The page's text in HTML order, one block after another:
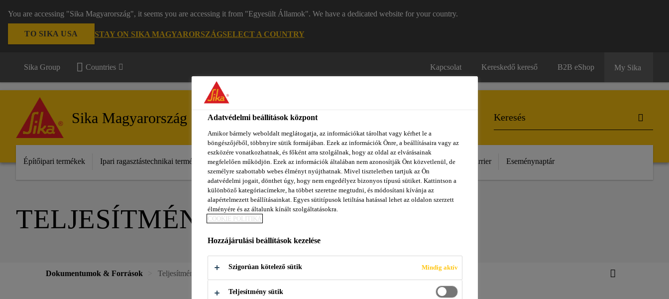
You are accessing "Sika Magyarország", it seems you are accessing it from "Egyesült Államok". We have a dedicated website for your country.
TO SIKA USA STAY ON SIKA MAGYARORSZÁGSELECT A COUNTRY
Sika Group Countries Kapcsolat Kereskedő kereső B2B eShop My Sika
Sika Magyarország
Építőipari termékek Ipari ragasztástechnikai termékek Színpont Homlokzattervező Dokumentumok REACH Rólunk Karrier Eseménynaptár
TELJESÍTMÉNY NYILATKOZAT
Dokumentumok & Források Teljesítmény Nyilatkozat
Adatvédelmi beállítások központ
Amikor bármely weboldalt meglátogatja, az információkat tárolhat vagy kérhet le a
böngészőjéből, többnyire sütik formájában. Ezek az információk Önre, a beállításaira vagy az
eszközére vonatkozhatnak, és főként arra szolgálnak, hogy az oldal az elvárásainak
megfelelően működjön. Ezek az információk általában nem azonosítják Önt közvetlenül, de
személyre szabottabb webes élményt nyújthatnak. Mivel tiszteletben tartjuk az Ön
adatvédelmi jogait, dönthet úgy, hogy nem engedélyez bizonyos típusú sütiket. Kattintson a
különböző kategóriacímekre, ha többet szeretne megtudni, és módosítani kívánja az
alapértelmezett beállításainkat. Egyes sütitípusok letiltása hatással lehet az oldalon szerzett
élményére és az általunk kínált szolgáltatásokra.
COOKIE POLITIKA
Hozzájárulási beállítások kezelése
Szigorúan kötelező sütik Mindig aktív
Teljesítmény sütik